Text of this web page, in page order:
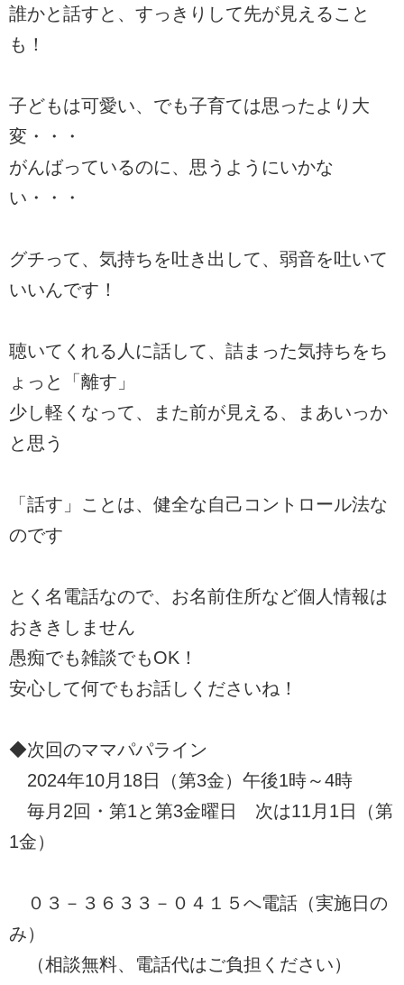
誰かと話すと、すっきりして先が見えること
も！
子どもは可愛い、でも子育ては思ったより大
変・・・
がんばっているのに、思うようにいかな
い・・・
グチって、気持ちを吐き出して、弱音を吐いて
いいんです！
聴いてくれる人に話して、詰まった気持ちをち
ょっと「離す」
少し軽くなって、また前が見える、まあいっか
と思う
「話す」ことは、健全な自己コントロール法な
のです
とく名電話なので、お名前住所など個人情報は
おききしません
愚痴でも雑談でもOK！
安心して何でもお話しくださいね！
◆次回のママパパライン
2024年10月18日（第3金）午後1時～4時
毎月2回・第1と第3金曜日 次は11月1日（第
1金）
０３－３６３３－０４１５へ電話（実施日の
み）
（相談無料、電話代はご負担ください）